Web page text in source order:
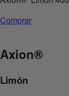
Comprar
Axion®
Limón